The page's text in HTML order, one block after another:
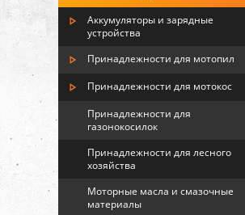
Аккумуляторы и зарядные
устройства
Принадлежности для мотопил
Принадлежности для мотокос
Принадлежности для
газонокосилок
Принадлежности для лесного
хозяйства
Моторные масла и смазочные
материалы